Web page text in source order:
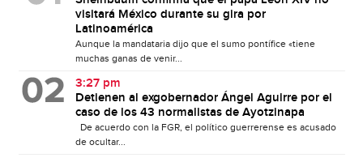
visitará México durante su gira por
Latinoamérica
Aunque la mandataria dijo que el sumo pontífice «tiene
muchas ganas de venir...
3:27 pm
Detienen al exgobernador Ángel Aguirre por el
caso de los 43 normalistas de Ayotzinapa
De acuerdo con la FGR, el político guerrerense es acusado
de ocultar...